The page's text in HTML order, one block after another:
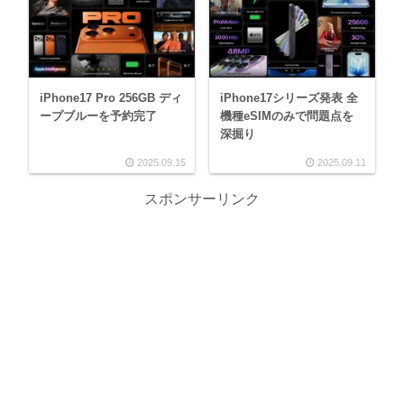
iPhone17 Pro 256GB ディ
ープブルーを予約完了
2025.09.15
iPhone17シリーズ発表 全
機種eSIMのみで問題点を
深掘り
2025.09.11
スポンサーリンク